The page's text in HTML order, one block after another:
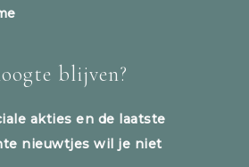
blijven?
akties en de laatste
nieuwtjes wil je niet